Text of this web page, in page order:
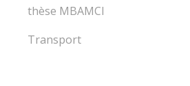
thèse MBAMCI
Transport